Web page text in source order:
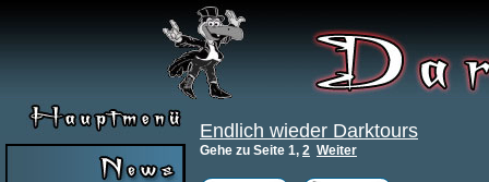
Endlich wieder Darktours
Gehe zu Seite 1, 2 Weiter